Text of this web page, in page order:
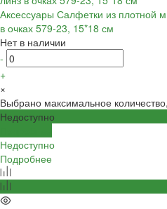
Аксессуары Салфетки из плотной
в очках 579-23, 15*18 см
Нет в наличии
-
+
×
Выбрано максимальное
Недоступно
Недоступно
Подробнее